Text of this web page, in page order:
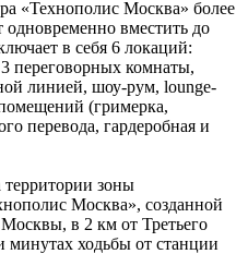
«Технополис Москва» более
вместить до
в себя 6 локаций:
переговорных комнаты,
линией, шоу-рум, lounge-
(гримерка,
перевода, гардеробная и
территории зоны
Москва», созданной
в 2 км от Третьего
минутах ходьбы от станции